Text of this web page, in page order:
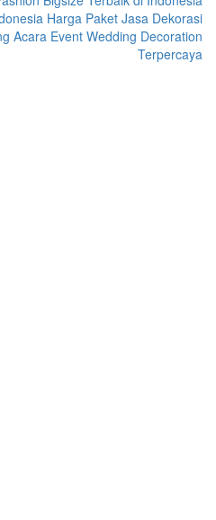
Harga Paket Jasa Dekorasi
Acara Event Wedding Decoration
Terpercaya